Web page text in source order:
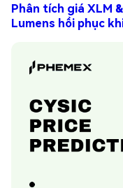
Phân tích giá XLM
Lumens hồi phục